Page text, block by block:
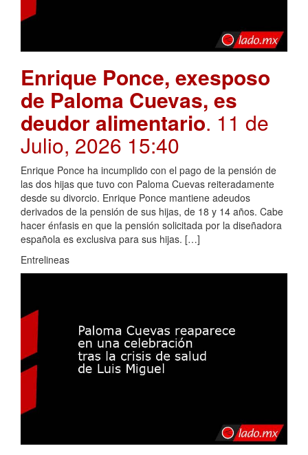
Enrique Ponce, exesposo
de Paloma Cuevas, es
deudor alimentario. 11 de
Julio, 2026 15:40
Enrique Ponce ha incumplido con el pago de la pensión de
las dos hijas que tuvo con Paloma Cuevas reiteradamente
desde su divorcio. Enrique Ponce mantiene adeudos
derivados de la pensión de sus hijas, de 18 y 14 años. Cabe
hacer énfasis en que la pensión solicitada por la diseñadora
española es exclusiva para sus hijas. […]
Entrelineas